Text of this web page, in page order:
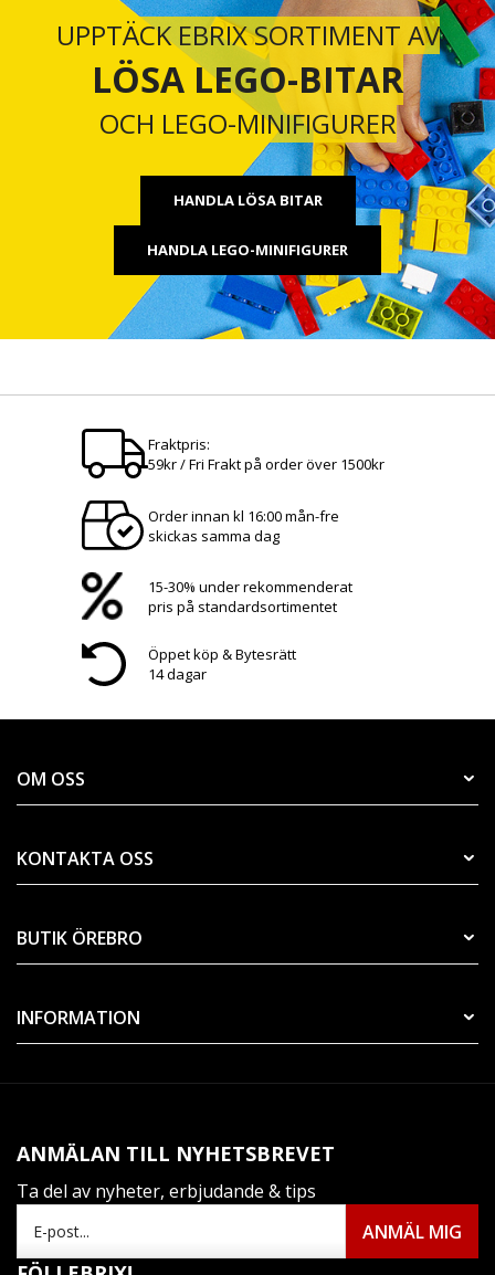
UPPTÄCK EBRIX SORTIMENT AV
LÖSA LEGO-BITAR
OCH LEGO-MINIFIGURER
HANDLA LÖSA BITAR
HANDLA LEGO-MINIFIGURER
Fraktpris:
59kr / Fri Frakt på order över 1500kr
Order innan kl 16:00 mån-fre
skickas samma dag
15-30% under rekommenderat
pris på standardsortimentet
Öppet köp & Bytesrätt
14 dagar
OM OSS
KONTAKTA OSS
BUTIK ÖREBRO
INFORMATION
ANMÄLAN TILL NYHETSBREVET
Ta del av nyheter, erbjudande & tips